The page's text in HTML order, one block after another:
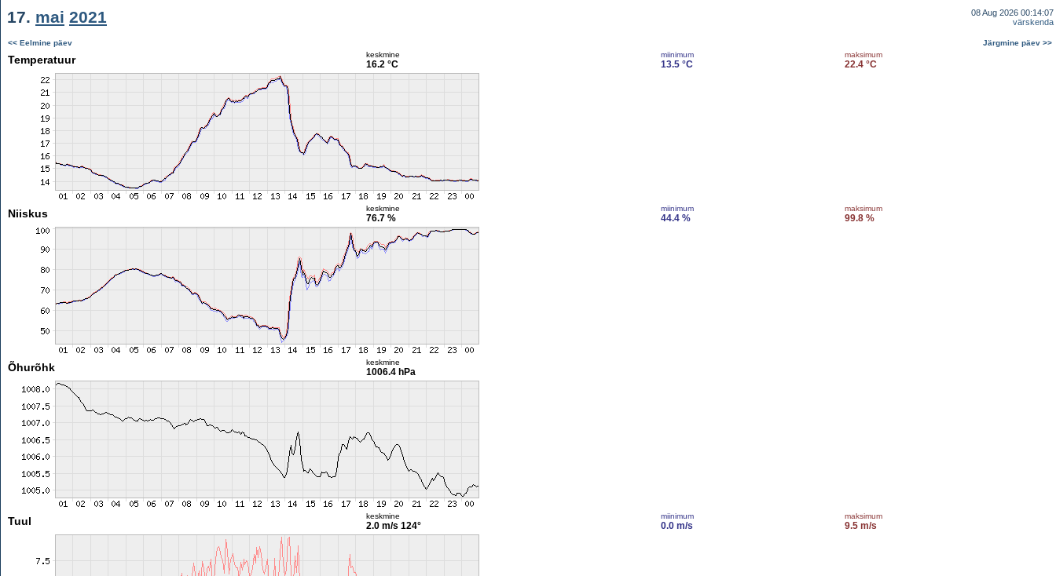
17. mai 2021
08 Aug 2026 00:14:07
värskenda
<< Eelmine päev Järgmine päev >>
Temperatuur keskmine
16.2 °C
miinimum
13.5 °C
maksimum
22.4 °C
Niiskus keskmine
76.7 %
miinimum
44.4 %
maksimum
99.8 %
Õhurõhk keskmine
1006.4 hPa
Tuul keskmine
2.0 m/s 124°
miinimum
0.0 m/s
maksimum
9.5 m/s